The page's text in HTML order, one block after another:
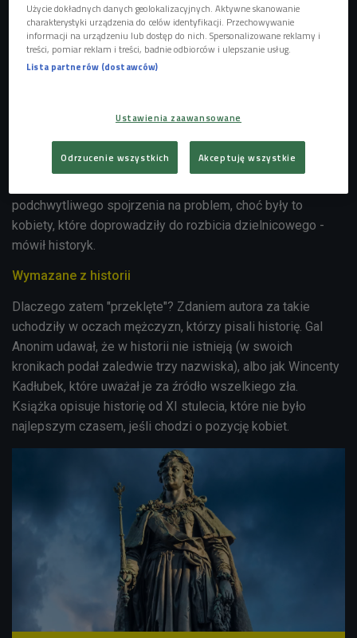
zdjęcie ilustracyjne Foto: shutterstock/ tomertu
Ambitne, czy krnąbrne? Jakie były polskie władczynie?
autor książki Kamil Janicki. - Dzięki temu osiągały swoje
cele. Daleki jestem od sformułowania, że była to
manipulacja, zwłaszcza że nie używamy go w kontekście
podchwytliwego spojrzenia na problem, choć były to
kobiety, które doprowadziły do rozbicia dzielnicowego -
mówił historyk.
Wymazane z historii
Dlaczego zatem "przeklęte"? Zdaniem autora za takie
uchodziły w oczach mężczyzn, którzy pisali historię. Gal
Anonim udawał, że w historii nie istnieją (w swoich
kronikach podał zaledwie trzy nazwiska), albo jak Wincenty
Kadłubek, które uważał je za źródło wszelkiego zła.
Książka opisuje historię od XI stulecia, które nie było
najlepszym czasem, jeśli chodzi o pozycję kobiet.
Użycie dokładnych danych geolokalizacyjnych. Aktywne skanowanie
charakterystyki urządzenia do celów identyfikacji. Przechowywanie
informacji na urządzeniu lub dostęp do nich. Spersonalizowane reklamy i
treści, pomiar reklam i treści, badnie odbiorców i ulepszanie usług.
Lista partnerów (dostawców)
Ustawienia zaawansowane
Odrzucenie wszystkich Akceptuję wszystkie